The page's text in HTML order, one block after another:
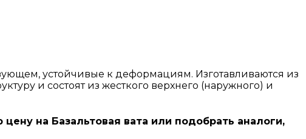
устойчивые к деформациям. Изготавливаются из
и состоят из жесткого верхнего (наружного) и
на Базальтовая вата или подобрать аналоги,